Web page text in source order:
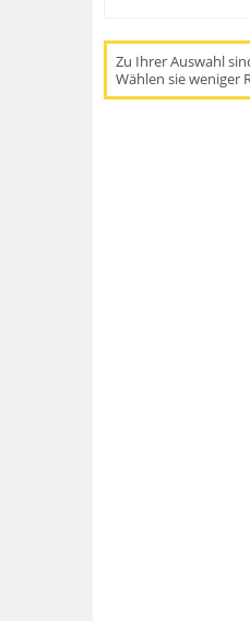
Zu Ihrer Auswahl
Wählen sie weniger